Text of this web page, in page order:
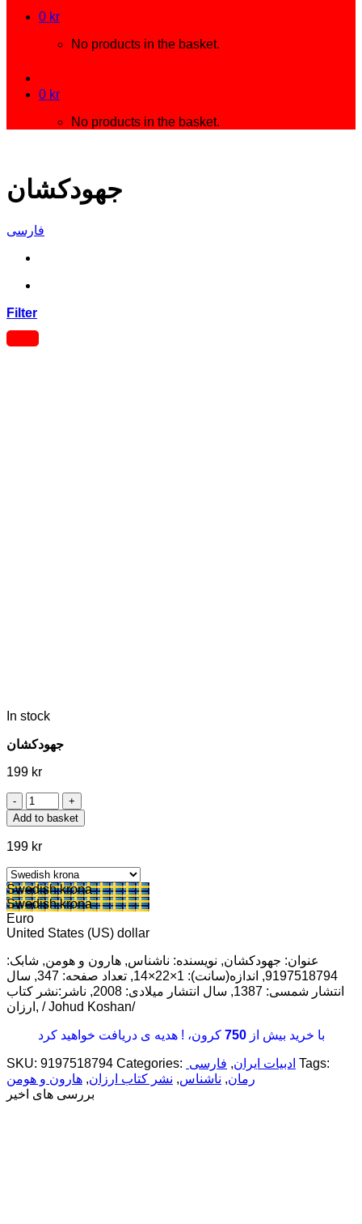
0 kr
No products in the basket.
0 kr
No products in the basket.
جهودکشان
فارسی
Filter
In stock
جهودکشان
199 kr
جهودکشان
quantity
Add to basket
199 kr
Swedish krona
Swedish krona
Euro
United States (US) dollar
عنوان: جهودکشان, نویسنده: ناشناس, هارون و هومن, شابک:
9197518794, اندازه(سانت): 1×22×14, تعداد صفحه: 347, سال
انتشار شمسی: 1387, سال انتشار میلادی: 2008, ناشر:نشر کتاب
ارزان, / Johud Koshan/
با خرید بیش از750 کرون، ! هدیه ی دریافت خواهید کرد
SKU: 9197518794 Categories: ادبیات ایران, فارسی
Tags:
رمان, ناشناس, نشر کتاب ارزان, هارون و هومن
بررسی های اخیر